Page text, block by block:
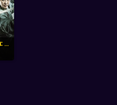
Kaplan ve Ejderha: Kaderin Kılıcı